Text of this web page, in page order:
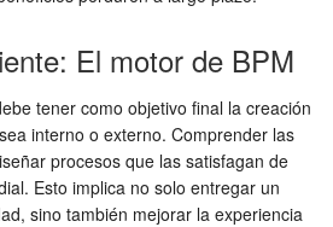
El motor de BPM
tener como objetivo final la creación
interno o externo. Comprender las
procesos que las satisfagan de
Esto implica no solo entregar un
sino también mejorar la experiencia